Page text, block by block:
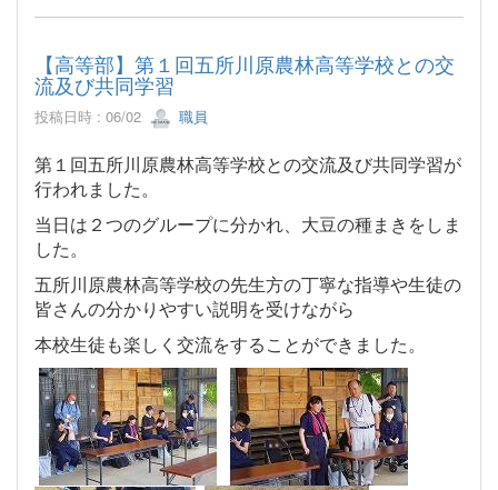
【高等部】第１回五所川原農林高等学校との交
流及び共同学習
投稿日時 : 06/02 職員
第１回五所川原農林高等学校との交流及び共同学習が
行われました。
当日は２つのグループに分かれ、大豆の種まきをしま
した。
五所川原農林高等学校の先生方の丁寧な指導や生徒の
皆さんの分かりやすい説明を受けながら
本校生徒も楽しく交流をすることができました。